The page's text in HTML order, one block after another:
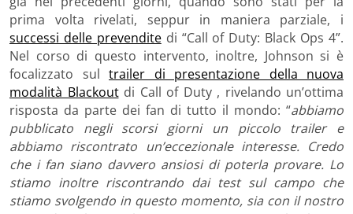
prima volta rivelati, seppur in maniera parziale, i
successi delle prevenditedi “Call of Duty: Black Ops 4”.
Nel corso di questo intervento, inoltre, Johnson si è
focalizzato sul trailer di presentazione della nuova
modalità Blackoutdi Call of Duty , rivelando un’ottima
risposta da parte dei fan di tutto il mondo: “abbiamo
pubblicato negli scorsi giorni un piccolo trailer e
abbiamo riscontrato un’eccezionale interesse. Credo
che i fan siano davvero ansiosi di poterla provare. Lo
stiamo inoltre riscontrando dai test sul campo che
stiamo svolgendo in questo momento, sia con il nostro